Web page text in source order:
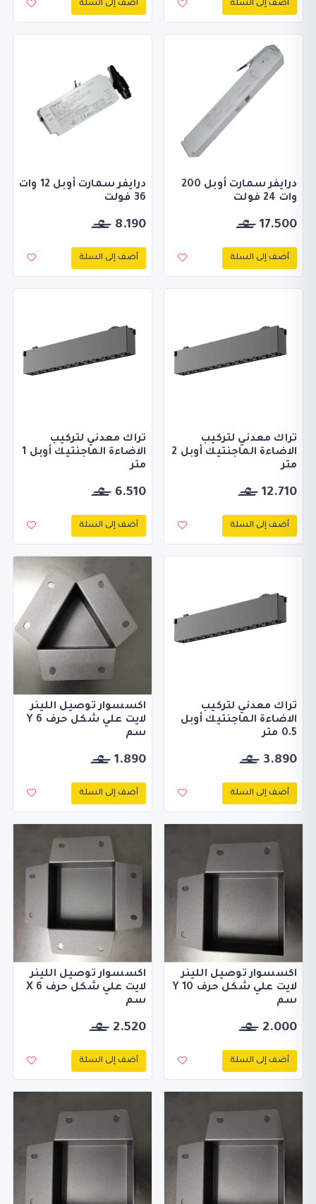
أضف إلى السلة أضف إلى السلة
درايفر سمارت أوبل 200
وات 24 فولت
17.500
أضف إلى السلة
درايفر سمارت أوبل 12 وات
36 فولت
8.190
أضف إلى السلة
تراك معدني لتركيب
الاضاءة الماجنتيك أوبل 2
متر
12.710
أضف إلى السلة
تراك معدني لتركيب
الاضاءة الماجنتيك أوبل 1
متر
6.510
أضف إلى السلة
تراك معدني لتركيب
الاضاءة الماجنتيك أوبل
0.5 متر
3.890
أضف إلى السلة
اكسسوار توصيل اللينر
لايت علي شكل حرف Y 6
سم
1.890
أضف إلى السلة
اكسسوار توصيل اللينر
لايت علي شكل حرف Y 10
سم
2.000
أضف إلى السلة
اكسسوار توصيل اللينر
لايت علي شكل حرف X 6
سم
2.520
أضف إلى السلة